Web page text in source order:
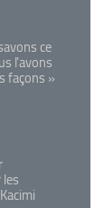
ce
l’avons
façons »